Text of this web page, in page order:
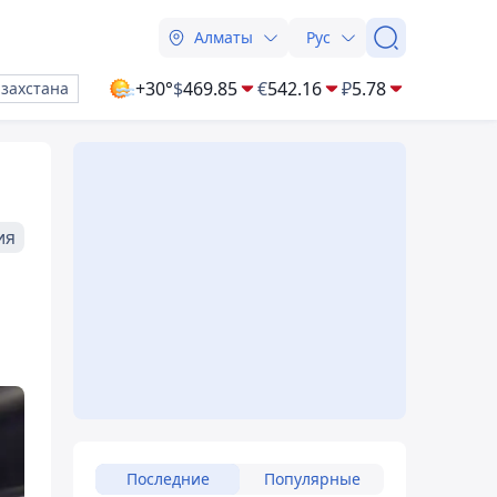
Алматы Рус
+30°$469.85 €542.16 ₽5.78
Последние Популярные